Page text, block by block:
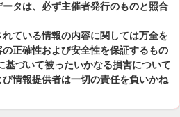
タは、必ず主催者発行のものと照合
ている情報の内容に関しては万全を
正確性および安全性を保証するもの
基づいて被ったいかなる損害について
情報提供者は一切の責任を負いかね